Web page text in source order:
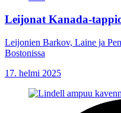
Leijonat Kanada-
Leijonien Barkov, Laine ja
Bostonissa
17. helmi 2025